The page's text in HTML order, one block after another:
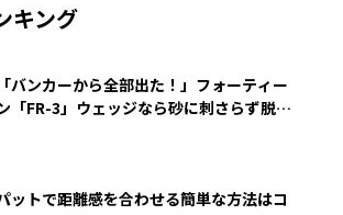
キング
「バンカーから全部出た！」フォーティー
「FR-3」ウェッジなら砂に刺さらず脱出
ットで距離感を合わせる簡単な方法はコ